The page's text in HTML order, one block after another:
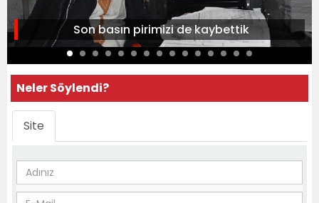
Son basın pirimizi de kaybettik
Neler Söylendi?
Site